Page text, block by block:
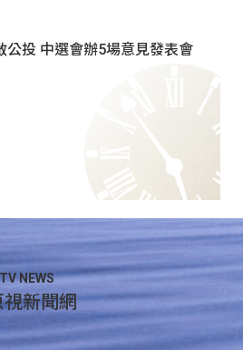
公投 中選會辦5場意見發表會
NEWS
新聞網